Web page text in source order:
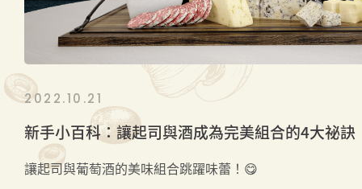
2022.10.21
新手小百科：讓起司與酒成為完美組合的4大祕訣
讓起司與葡萄酒的美味組合跳躍味蕾！😋